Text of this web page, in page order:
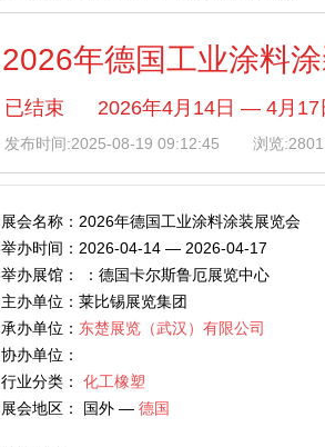
2026年德国工业涂料
发布时间:2025-08-19 09:12:45 浏览:2801
已结束 2026年4月14日 — 4月17
展会名称：2026年德国工业涂料涂装展览会
举办时间：2026-04-14 — 2026-04-17
举办展馆： ：德国卡尔斯鲁厄展览中心
主办单位：莱比锡展览集团
承办单位： 东楚展览（武汉）有限公司
协办单位：
行业分类： 化工橡塑
展会地区： 国外 — 德国